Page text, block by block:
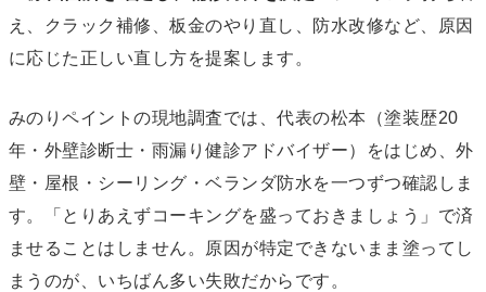
え、クラック補修、板金のやり直し、防水改修など、原因
に応じた正しい直し方を提案します。
みのりペイントの現地調査では、代表の松本（塗装歴20
年・外壁診断士・雨漏り健診アドバイザー）をはじめ、外
壁・屋根・シーリング・ベランダ防水を一つずつ確認しま
す。「とりあえずコーキングを盛っておきましょう」で済
ませることはしません。原因が特定できないまま塗ってし
まうのが、いちばん多い失敗だからです。